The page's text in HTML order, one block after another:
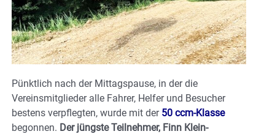
Pünktlich nach der Mittagspause, in der die
Vereinsmitglieder alle Fahrer, Helfer und Besucher
bestens verpflegten, wurde mit der50 ccm-Klasse
begonnen. Der jüngste Teilnehmer, Finn Klein-